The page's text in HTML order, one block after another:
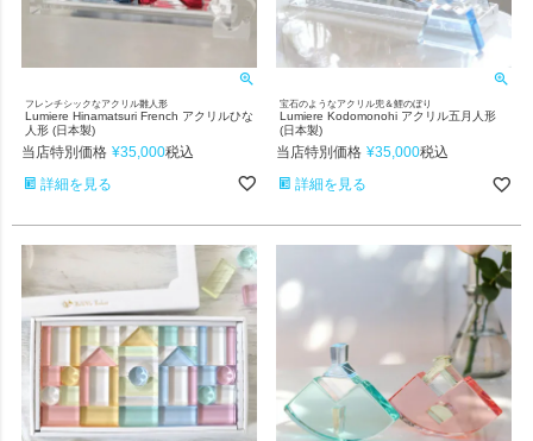
フレンチシックなアクリル雛人形
Lumiere Hinamatsuri French アクリルひな
人形 (日本製)
当店特別価格 ¥35,000税込
詳細を見る
宝石のようなアクリル兜＆鯉のぼり
Lumiere Kodomonohi アクリル五月人形
(日本製)
当店特別価格 ¥35,000税込
詳細を見る